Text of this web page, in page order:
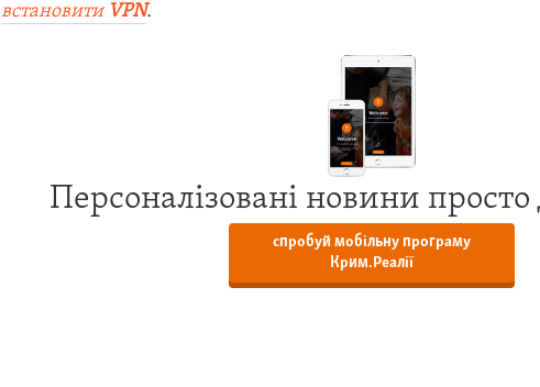
встановити VPN.
Персоналізовані новини
спробуй мобільну програму
Крим.Реалії